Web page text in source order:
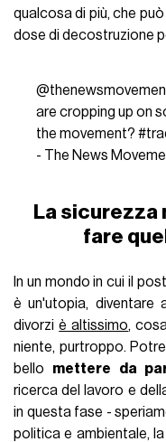
qualcosa di più, che
dose di decostruzione
are cropping up on
the movement?
- The News
La sicurezza
fare
In un mondo in cui il
è un'utopia, diventare
divorziè altissimo,
niente, purtroppo.
bello mettere da
ricerca del lavoro e
in questa fase -
politica e ambientale,